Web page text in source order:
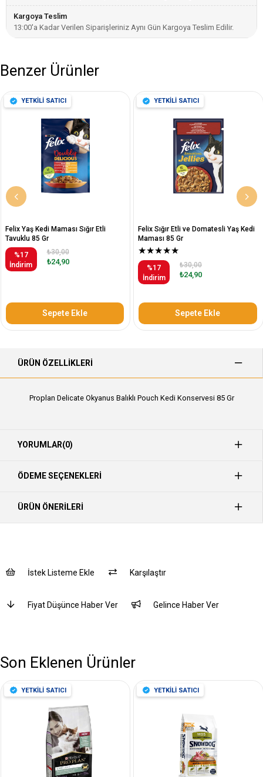
Kargoya Teslim
13:00'a Kadar Verilen Siparişleriniz Aynı Gün Kargoya Teslim Edilir.
Benzer Ürünler
Felix Yaş Kedi Maması Sığır Etli
Tavuklu 85 Gr
%17
İndirim
₺24,90
₺30,00
Sepete Ekle
YETKİLİ SATICI
Felix Sığır Etli ve Domatesli Yaş Kedi
Maması 85 Gr
★★★★★
%17
İndirim
₺24,90
₺30,00
Sepete Ekle
YETKİLİ SATICI
ÜRÜN ÖZELLIKLERI
Proplan Delicate Okyanus Balıklı Pouch Kedi Konservesi 85 Gr
YORUMLAR(0)
ÖDEME SEÇENEKLERI
ÜRÜN ÖNERILERI
İstek Listeme Ekle Karşılaştır
Fiyat Düşünce Haber Ver Gelince Haber Ver
Son Eklenen Ürünler
YETKİLİ SATICI YETKİLİ SATICI